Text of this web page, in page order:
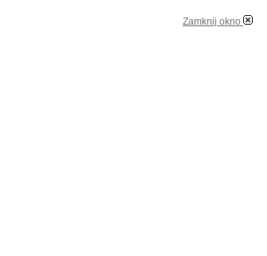
Zamknij okno